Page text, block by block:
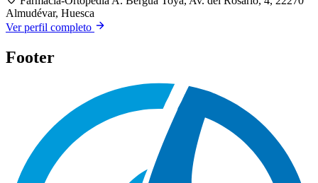
Almudévar, Huesca
Ver perfil completo
Footer